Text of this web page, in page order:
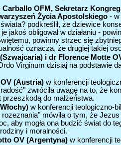
OFM, Sekretarz
Życia Apostolskiego - w
podkreślił, że dziewice
jakoś obligował w działaniu -
powinny strzec się
oznacza, że drugiej takiej
i dr Florence Motte
Virginum dzisiaj na podstawie
(Austria) w konferencji
zwróciła uwagę na to, że
do małżeństwa.
w konferencji teologiczno-
mówiła o tym, że
aby mogła ona budzić świat do
i moralności.
OV (Argentyna) w konferencji